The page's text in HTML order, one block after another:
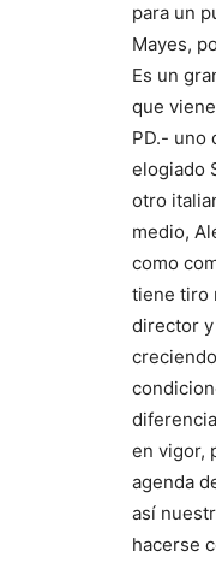
para un
Mayes,
Es un
que
PD.- uno
elogiado
otro
medio,
como
tiene tiro
director
en vigor,
agenda
así
hacerse